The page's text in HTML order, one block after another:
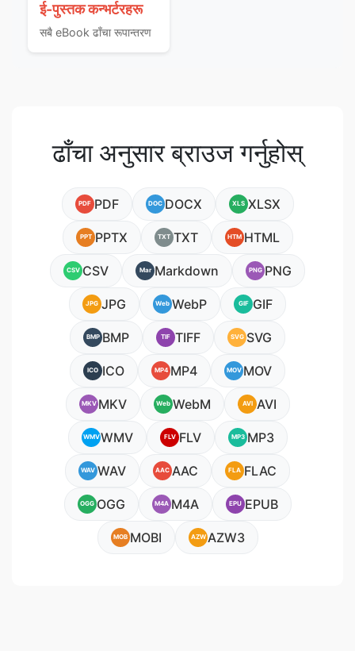
ई-पुस्तक कन्भर्टरहरू
सबै eBook ढाँचा रूपान्तरण
ढाँचा अनुसार ब्राउज गर्नुहोस्
PDF PDF DOC DOCX XLS XLSX
PPT PPTX TXT TXT HTM HTML
CSV CSV Mar Markdown PNG PNG
JPG JPG Web WebP GIF GIF
BMP BMP TIF TIFF SVG SVG
ICO ICO MP4 MP4 MOV MOV
MKV MKV Web WebM AVI AVI
WMVWMV FLV FLV MP3 MP3
WAV WAV AAC AAC FLA FLAC
OGG OGG M4A M4A EPU EPUB
MOB MOBI AZWAZW3